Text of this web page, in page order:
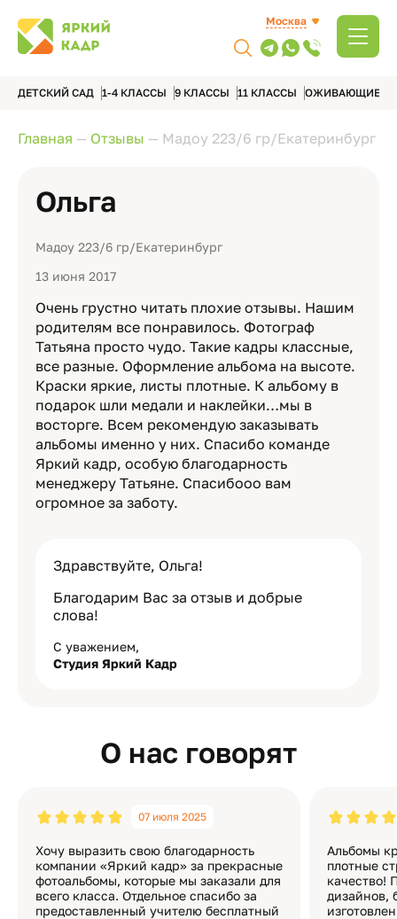
Москва
ДЕТСКИЙ САД 1-4 КЛАССЫ 9 КЛАССЫ 11 КЛАССЫ ОЖИВАЮЩИЕ
Главная — Отзывы — Мадоу 223/6 гр/Екатеринбург
Ольга
Мадоу 223/6 гр/Екатеринбург
13 июня 2017
Очень грустно читать плохие отзывы. Нашим
родителям все понравилось. Фотограф
Татьяна просто чудо. Такие кадры классные,
все разные. Оформление альбома на высоте.
Краски яркие, листы плотные. К альбому в
подарок шли медали и наклейки…мы в
восторге. Всем рекомендую заказывать
альбомы именно у них. Спасибо команде
Яркий кадр, особую благодарность
менеджеру Татьяне. Спасибооо вам
огромное за заботу.
Здравствуйте, Ольга!
Благодарим Вас за отзыв и добрые
слова!
С уважением,
Студия Яркий Кадр
О нас говорят
07 июля 2025
Хочу выразить свою благодарность
компании «Яркий кадр» за прекрасные
фотоальбомы, которые мы заказали для
всего класса. Отдельное спасибо за
предоставленный учителю бесплатный
Альбомы
плотные
качество!
дизайнов,